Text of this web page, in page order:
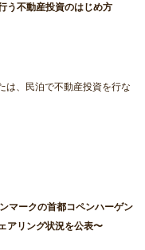
う不動産投資のはじめ方
は、民泊で不動産投資を行な
マークの首都コペンハーゲン
アリング状況を公表〜